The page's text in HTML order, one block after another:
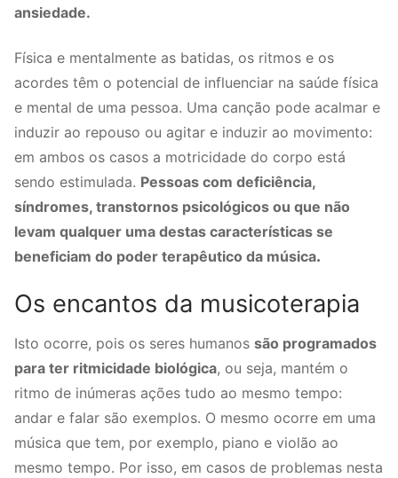
ansiedade.
Física e mentalmente as batidas, os ritmos e os
acordes têm o potencial de influenciar na saúde física
e mental de uma pessoa. Uma canção pode acalmar e
induzir ao repouso ou agitar e induzir ao movimento:
em ambos os casos a motricidade do corpo está
sendo estimulada. Pessoas com deficiência,
síndromes, transtornos psicológicos ou que não
levam qualquer uma destas características se
beneficiam do poder terapêutico da música.
Os encantos da musicoterapia
Isto ocorre, pois os seres humanos são programados
para ter ritmicidade biológica, ou seja, mantém o
ritmo de inúmeras ações tudo ao mesmo tempo:
andar e falar são exemplos. O mesmo ocorre em uma
música que tem, por exemplo, piano e violão ao
mesmo tempo. Por isso, em casos de problemas nesta